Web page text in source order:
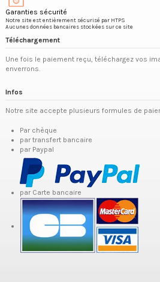
Garanties sécurité
Notre site est entièrement sécurisé par HTPS
Aucunes données bancaires stockées sur ce site
Téléchargement
Une fois le paiement reçu, téléchargez vos
enverrons.
Infos
Notre site accepte plusieurs formules de
Par chèque
par transfert bancaire
par Paypal
par Carte bancaire